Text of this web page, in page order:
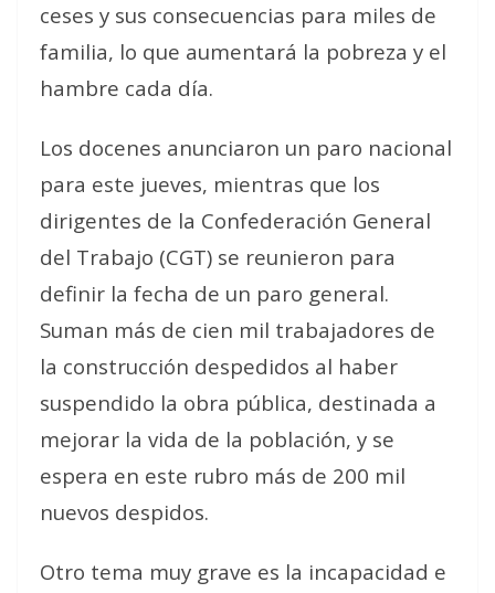
ceses y sus consecuencias para miles de
familia, lo que aumentará la pobreza y el
hambre cada día.
Los docenes anunciaron un paro nacional
para este jueves, mientras que los
dirigentes de la Confederación General
del Trabajo (CGT) se reunieron para
definir la fecha de un paro general.
Suman más de cien mil trabajadores de
la construcción despedidos al haber
suspendido la obra pública, destinada a
mejorar la vida de la población, y se
espera en este rubro más de 200 mil
nuevos despidos.
Otro tema muy grave es la incapacidad e